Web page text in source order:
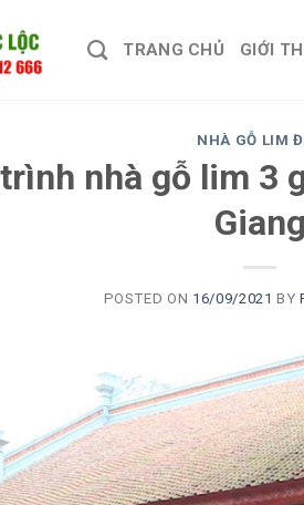
TRANG CHỦ GIỚI
NHÀ GỖ LIM
nhà gỗ lim 3
Giang
POSTED ON 16/09/2021 BY